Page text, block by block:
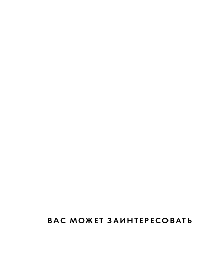
ВАС МОЖЕТ ЗАИНТЕРЕСОВАТЬ